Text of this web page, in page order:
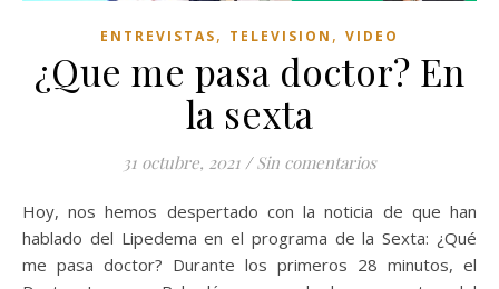
ENTREVISTAS, TELEVISION , VIDEO
¿Que me pasa doctor? En
la sexta
31 octubre, 2021 / Sin comentarios
Hoy, nos hemos despertado con la noticia de que han
hablado del Lipedema en el programa de la Sexta: ¿Qué
me pasa doctor? Durante los primeros 28 minutos, el